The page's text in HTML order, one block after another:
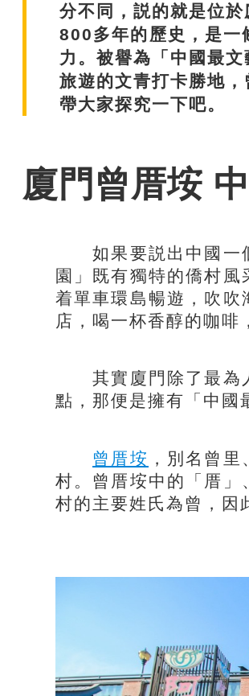
分不同，説的就是位
800多年的歷史，是一
力。被譽為「中國最
旅遊的文青打卡勝地
帶大家探究一下吧。
廈門曾厝垵
如果要説出中國一個
園」既有獨特的僑村
着單車環島暢遊，吹吹
店，喝一杯香醇的咖啡
其實廈門除了最為人
點，那便是擁有「中國
曾厝垵 ，別名曾
村。曾厝垵中的「厝」
村的主要姓氏為曾，因